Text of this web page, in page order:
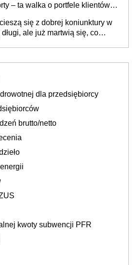
– ta walka o portfele klientów
się z dobrej koniunktury w
ale już martwią się, co
dla przedsiębiorcy
brutto/netto
kwoty subwencji PFR